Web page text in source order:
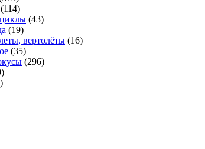
(114)
(43)
(19)
вертолёты (16)
(35)
(296)